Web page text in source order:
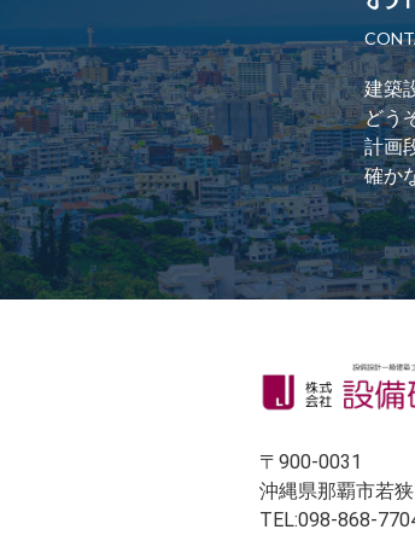
建築
どう
計画
確か
〒900-0031
沖縄県那覇市若
TEL:098-868-